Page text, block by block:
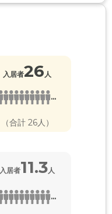
入居者26 人
...
（合計 26人）
入居者11.3 人
...